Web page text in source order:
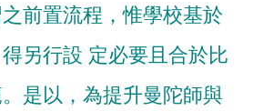
前置流程，惟學校基於
另行設 定必要且合於比
是以，為提升曼陀師與